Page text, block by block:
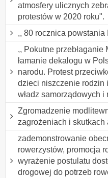
atmosfery ulicznych
protestów w 2020 roku".
,, 80 rocznica powstania
,, Pokutne
łamanie dekalogu w
narodu. Protest
dzieci niszczenie rodzin
władz samorządowych i
Zgromadzenie
zagrożeniach i
zademonstrowanie
rowerzystów, promocja
wyrażenie postulatu
drogowej do potrzeb